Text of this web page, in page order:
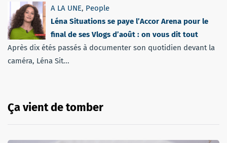
A LA UNE, People
Léna Situations se paye l’Accor Arena pour le
final de ses Vlogs d’août : on vous dit tout
Après dix étés passés à documenter son quotidien devant la
caméra, Léna Sit...
Ça vient de tomber